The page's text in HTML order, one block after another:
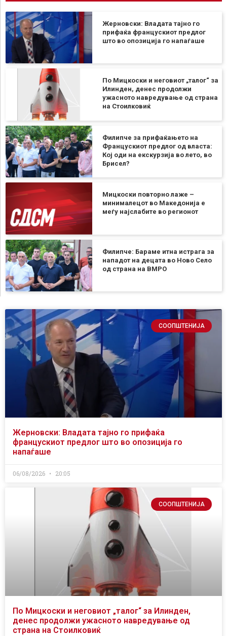
Жерновски: Владата тајно го
прифаќа францускиот предлог
што во опозиција го напаѓаше
По Мицкоски и неговиот „талог“ за
Илинден, денес продолжи
ужасното навредување од страна
на Стоилковиќ
Филипче за прифаќањето на
Францускиот предлог од власта:
Кој оди на екскурзија во лето, во
Брисел?
Мицкоски повторно лаже –
минималецот во Македонија е
меѓу најслабите во регионот
Филипче: Бараме итна истрага за
нападот на децата во Ново Село
од страна на ВМРО
СООПШТЕНИЈА
Жерновски: Владата тајно го прифаќа
францускиот предлог што во опозиција го
напаѓаше
06/08/2026 20:05
СООПШТЕНИЈА
По Мицкоски и неговиот „талог“ за Илинден,
денес продолжи ужасното навредување од
страна на Стоилковиќ